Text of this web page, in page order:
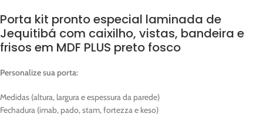
Porta kit pronto especial laminada de
Jequitibá com caixilho, vistas, bandeira e
frisos em MDF PLUS preto fosco
Personalize sua porta:
Medidas (altura, largura e espessura da parede)
Fechadura (imab, pado, stam, fortezza e keso)